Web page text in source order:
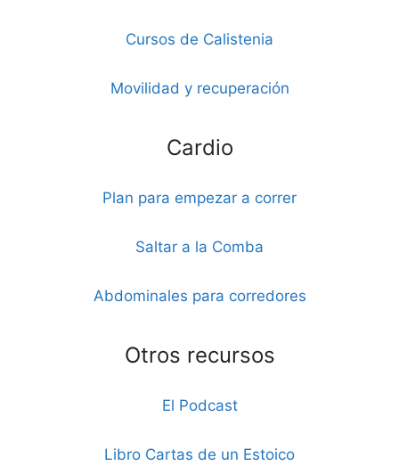
Cursos de Calistenia
Movilidad y recuperación
Cardio
Plan para empezar a correr
Saltar a la Comba
Abdominales para corredores
Otros recursos
El Podcast
Libro Cartas de un Estoico